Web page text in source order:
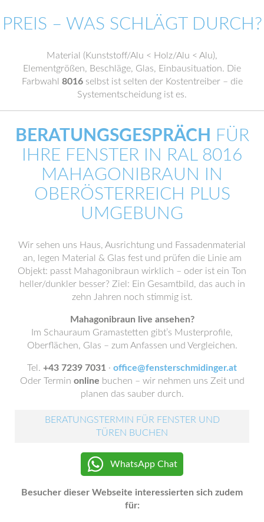
PREIS – WAS SCHLÄGT DURCH?
Material (Kunststoff/Alu < Holz/Alu < Alu),
Elementgrößen, Beschläge, Glas, Einbausituation. Die
Farbwahl 8016selbst ist selten der Kostentreiber – die
Systementscheidung ist es.
BERATUNGSGESPRÄCH FÜR
IHRE FENSTER IN RAL 8016
MAHAGONIBRAUN IN
OBERÖSTERREICH PLUS
UMGEBUNG
Wir sehen uns Haus, Ausrichtung und Fassadenmaterial
an, legen Material & Glas fest und prüfen die Linie am
Objekt: passt Mahagonibraun wirklich – oder ist ein Ton
heller/dunkler besser? Ziel: Ein Gesamtbild, das auch in
zehn Jahren noch stimmig ist.
Mahagonibraun live ansehen?
Im Schauraum Gramastetten gibt’s Musterprofile,
Oberflächen, Glas – zum Anfassen und Vergleichen.
Tel. +43 7239 7031 · office@fensterschmidinger.at
Oder Termin online buchen – wir nehmen uns Zeit und
planen das sauber durch.
BERATUNGSTERMIN FÜR FENSTER UND
TÜREN BUCHEN
WhatsApp Chat
Besucher dieser Webseite interessierten sich zudem
für: